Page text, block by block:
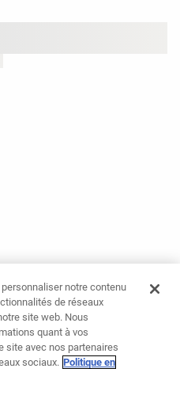
notre contenu
de réseaux
site web. Nous
quant à vos
site avec nos partenaires
sociaux. Politique en